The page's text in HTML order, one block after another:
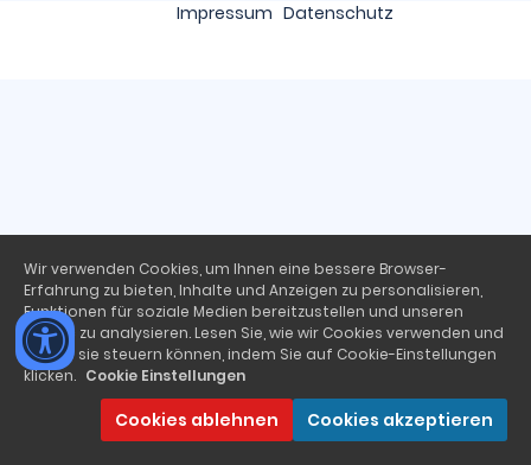
Impressum Datenschutz
Wir verwenden Cookies, um Ihnen eine bessere Browser-
Erfahrung zu bieten, Inhalte und Anzeigen zu personalisieren,
Funktionen für soziale Medien bereitzustellen und unseren
Traffic zu analysieren. Lesen Sie, wie wir Cookies verwenden und
wie Sie sie steuern können, indem Sie auf Cookie-Einstellungen
klicken. Cookie Einstellungen
Cookies ablehnen Cookies akzeptieren